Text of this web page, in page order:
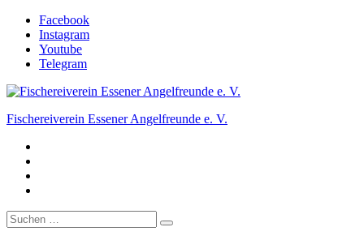
Zum
Inhalt
springen
Facebook
Instagram
Youtube
Telegram
Fischereiverein Essener Angelfreunde e. V.
Der Angelverein in Essen.
Suche
nach: